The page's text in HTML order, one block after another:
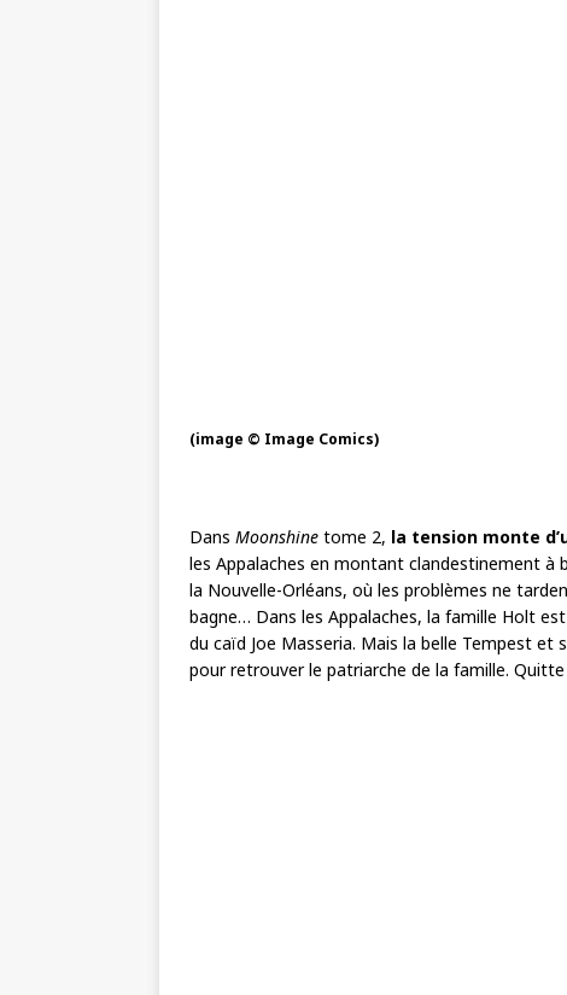
(image © Image Comics)
Dans Moonshine tome 2, la tension monte
les Appalaches en montant clandestinement à
la Nouvelle-Orléans, où les problèmes ne
bagne… Dans les Appalaches, la famille Holt
du caïd Joe Masseria. Mais la belle Tempest
pour retrouver le patriarche de la famille.